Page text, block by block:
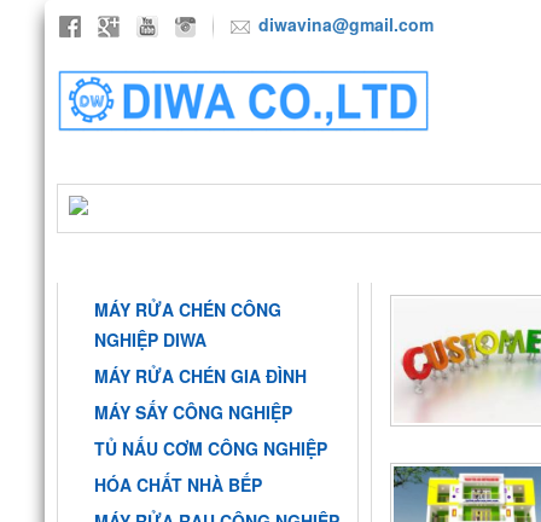
diwavina@gmail.com
MÁY RỬA CHÉN CÔNG
NGHIỆP DIWA
MÁY RỬA CHÉN GIA ĐÌNH
MÁY SẤY CÔNG NGHIỆP
TỦ NẤU CƠM CÔNG NGHIỆP
HÓA CHẤT NHÀ BẾP